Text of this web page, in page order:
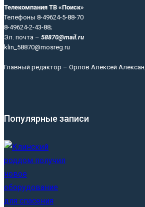
Телекомпания ТВ «Поиск»
Телефоны 8-49624-5-88-70
8-49624-2-43-88;
Эл. почта – 58870@mail.ru
klin_58870@mosreg.ru
Главный редактор – Орлов Алексей
Популярные записи